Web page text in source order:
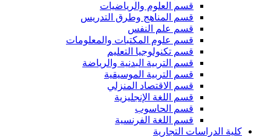
قسم العلوم والرياضيات
قسم المناهج وطرق التدريس
قسم علم النفس
قسم علوم المكتبات والمعلومات
قسم تكنولوجيا التعليم
قسم التربية البدنية والرياضة
قسم التربية الموسيقية
قسم الاقتصاد المنزلي
قسم اللغة الإنجليزية
قسم الحاسوب
قسم اللغة الفرنسية
كلية الدراسات التجارية